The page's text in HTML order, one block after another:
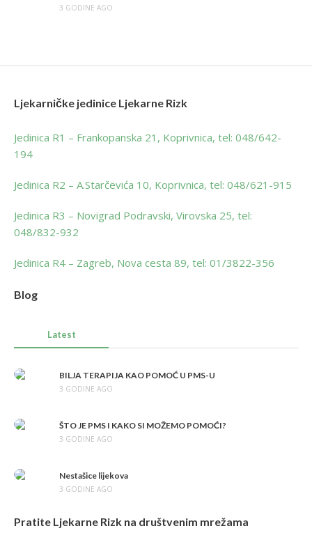
3 GODINE AGO
Ljekarničke jedinice Ljekarne Rizk
Jedinica R1 – Frankopanska 21, Koprivnica, tel: 048/642-
194
Jedinica R2 – A.Starčevića 10, Koprivnica, tel: 048/621-915
Jedinica R3 – Novigrad Podravski, Virovska 25, tel:
048/832-932
Jedinica R4 – Zagreb, Nova cesta 89, tel: 01/3822-356
Blog
Latest
BILJA TERAPIJA KAO POMOĆ U PMS-U
3 GODINE AGO
ŠTO JE PMS I KAKO SI MOŽEMO POMOĆI?
3 GODINE AGO
Nestašice lijekova
3 GODINE AGO
Pratite Ljekarne Rizk na društvenim mrežama